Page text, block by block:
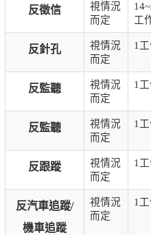
反徵信
視情況
而定
工
反針孔
視情況
而定
1
反監聽
視情況
而定
1
反監聽
視情況
而定
1
反跟蹤
視情況
而定
1
反汽車追蹤/
機車追蹤
視情況
而定
1